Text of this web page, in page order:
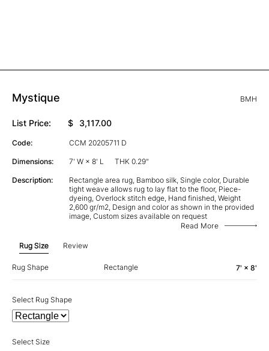
Mystique BMH
List Price: $ 3,117.00
Code: CCM 20205711 D
Dimensions: 7' W × 8' L THK 0.29"
Description:
Rectangle area rug, Bamboo silk, Single color, Durable
tight weave allows rug to lay flat to the floor, Piece-
dyeing, Overlock stitch edge, Hand finished, Weight
2,600 gr/m2, Design and color as shown in the provided
image, Custom sizes available on request
Read More
Rug Size Review
Rug Shape Rectangle 7' × 8'
Select Rug Shape
Select Size